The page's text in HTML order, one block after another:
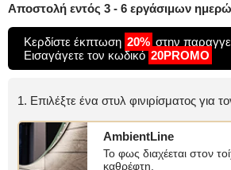
Αποστολή εντός 3 - 6 εργάσιμων
Κερδίστε έκπτωση 20% στην
Εισαγάγετε τον κωδικό20PROMO
1. Επιλέξτε ένα στυλ φινιρίσματος για
AmbientLine
Το φως διαχέεται στον
καθρέφτη.